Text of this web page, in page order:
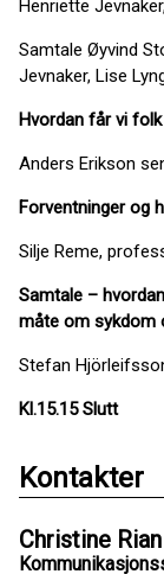
Henriette
Samtale Øyvind
Jevnaker, Lise
Hvordan får vi
Anders Erikson
Forventningerog
Silje Reme,
Samtale –
måte om sykdom
Stefan
Kl.15.15 Slutt
Kontakter
Christine